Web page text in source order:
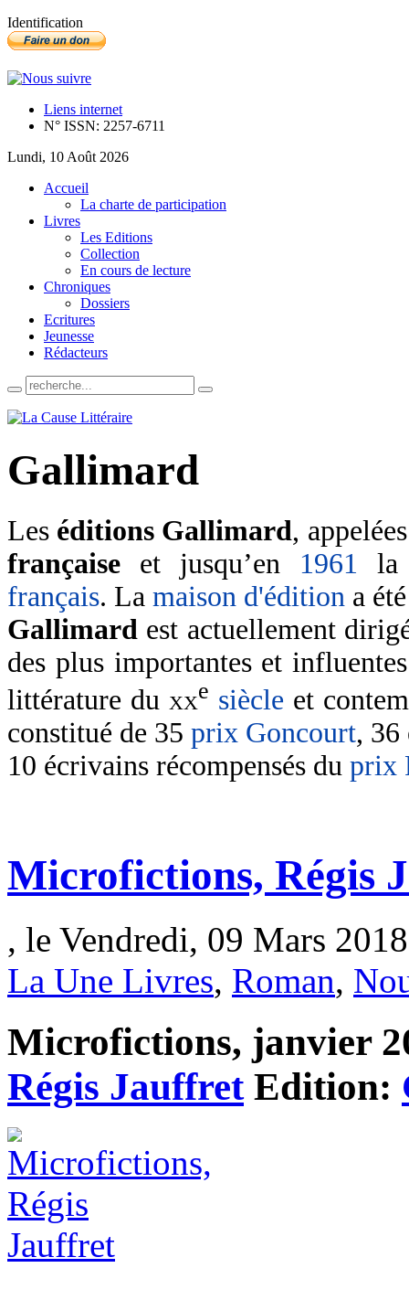
Identification
Liens internet
N° ISSN: 2257-6711
Lundi, 10 Août 2026
Accueil
La charte de participation
Livres
Les Editions
Collection
En cours de lecture
Chroniques
Dossiers
Ecritures
Jeunesse
Rédacteurs
Gallimard
Les éditions Gallimard,
française et jusqu’en 1961
français. Lamaison d'édition a
Gallimard est actuellement
des plus importantes et
littérature du xxe siècle et
constitué de 35 prix Goncourt,
10 écrivains récompensés du prix
Microfictions, Régis
, le Vendredi, 09 Mars
La Une Livres, Roman,
Microfictions, janvier
Régis JauffretEdition: